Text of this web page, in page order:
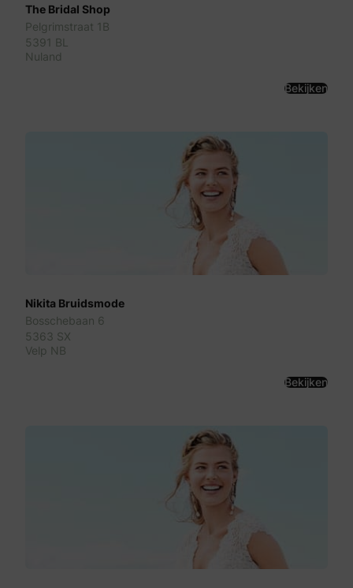
The Bridal Shop
Pelgrimstraat 1B
5391 BL
Nuland
Bekijken
Nikita Bruidsmode
Bosschebaan 6
5363 SX
Velp NB
Bekijken